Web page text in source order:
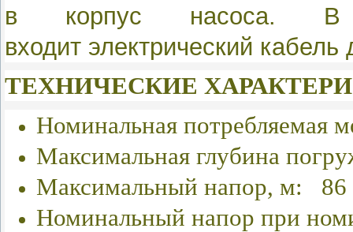
в корпус насоса. В
входит электрический
ТЕХНИЧЕСКИЕ
Номинальная
Максимальная глубина
Максимальный напор, м: 86
Номинальный напор при